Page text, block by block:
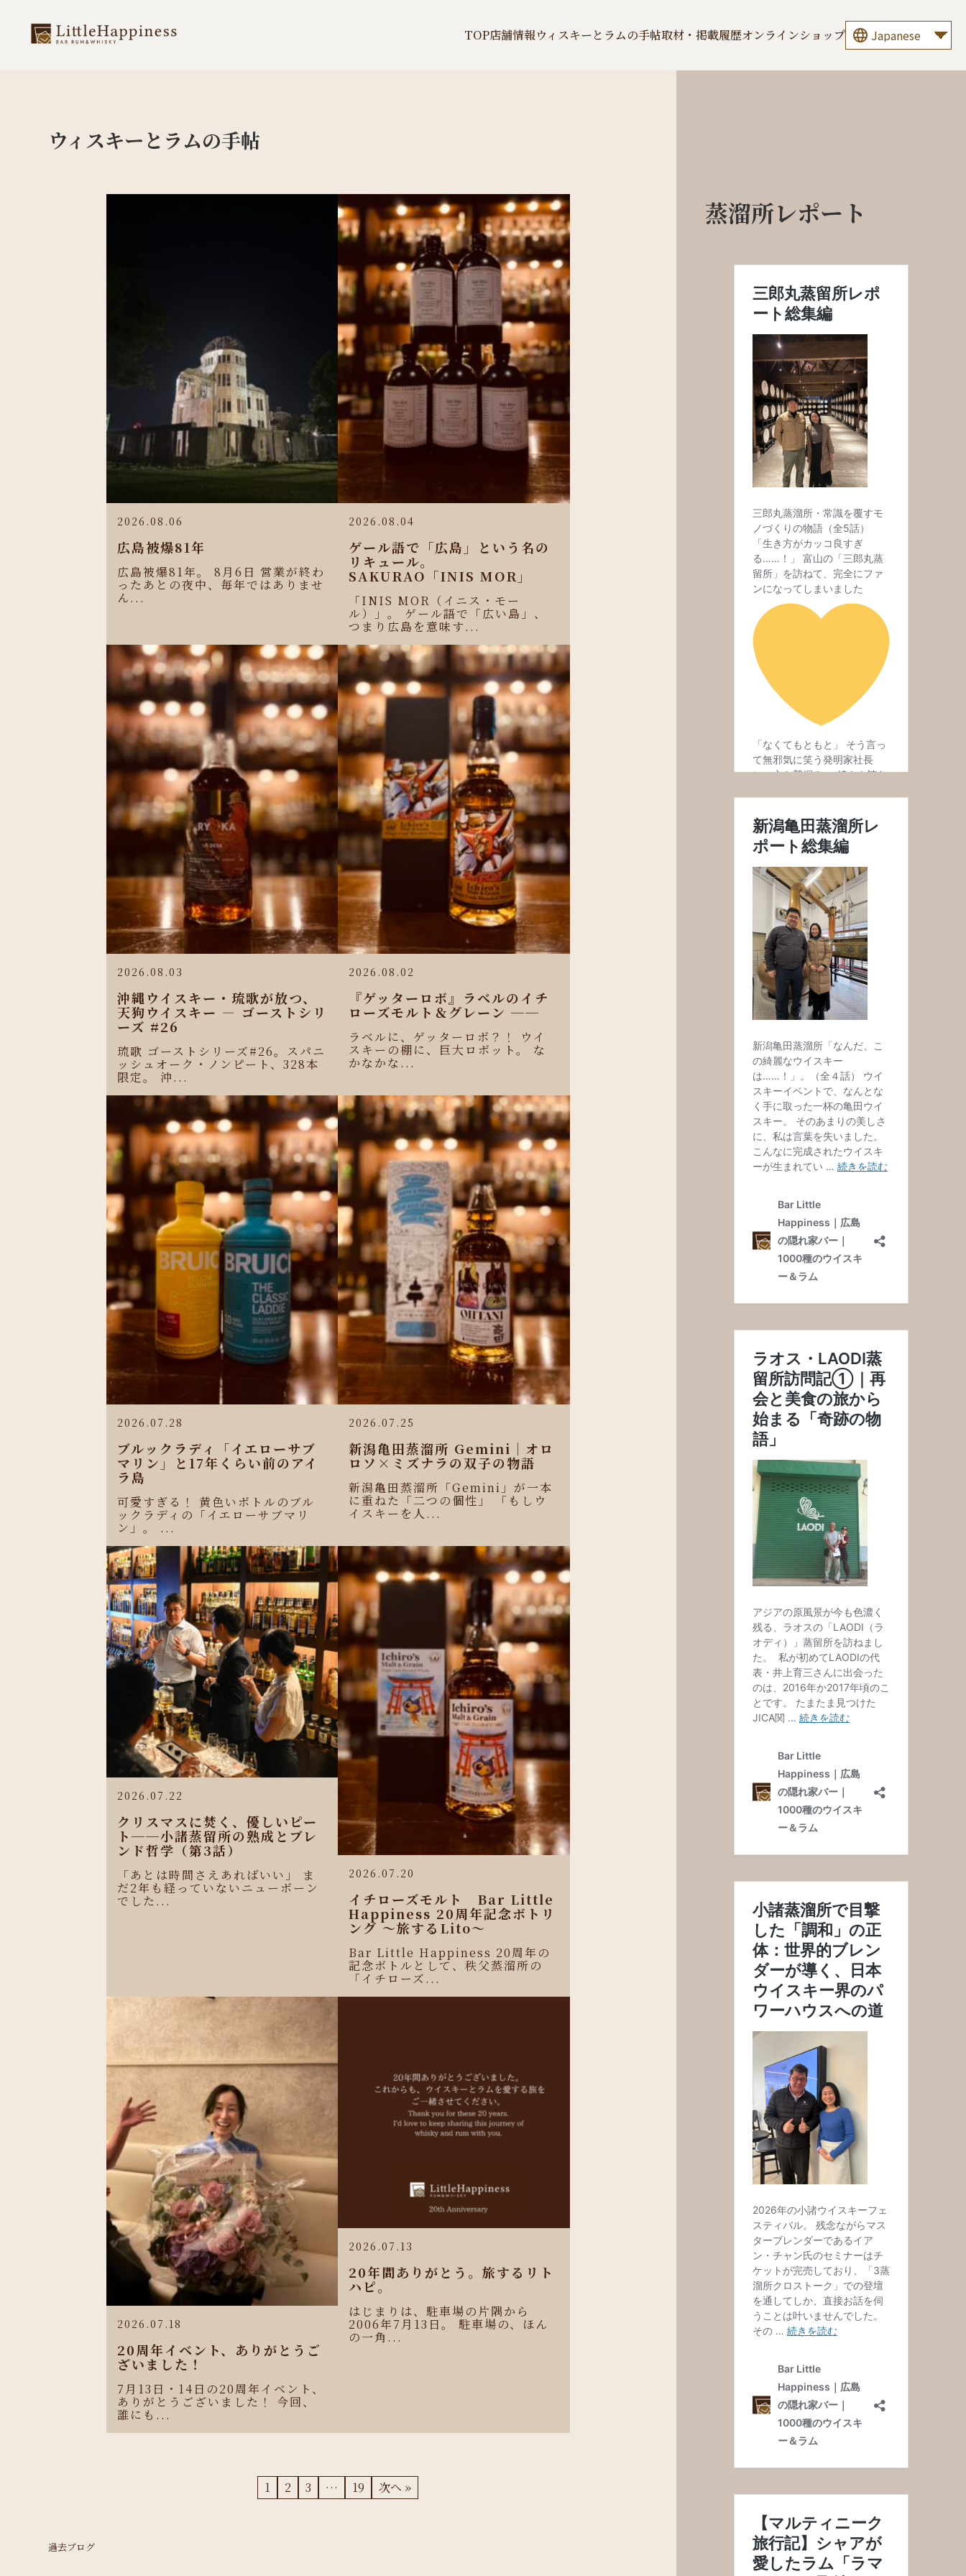
TOP店舗情報ウィスキーとラムの手帖取材・掲載履歴オンラインショップ
ウィスキーとラムの手帖
2026.08.06
広島被爆81年
広島被爆81年。 8月6日 営業が終わ
ったあとの夜中、毎年ではありませ
ん...
2026.08.04
ゲール語で「広島」という名の
リキュール。
SAKURAO「INIS MOR」
「INIS MOR（イニス・モー
ル）」。 ゲール語で「広い島」、
つまり広島を意味す...
2026.08.03
沖縄ウイスキー・琉歌が放つ、
天狗ウイスキー ― ゴーストシリ
ーズ #26
琉歌 ゴーストシリーズ#26。スパニ
ッシュオーク・ノンピート、328本
限定。 沖...
2026.08.02
『ゲッターロボ』ラベルのイチ
ローズモルト＆グレーン ──
ラベルに、ゲッターロボ？！ ウイ
スキーの棚に、巨大ロボット。 な
かなかな...
2026.07.28
ブルックラディ「イエローサブ
マリン」と17年くらい前のアイ
ラ島
可愛すぎる！ 黄色いボトルのブル
ックラディの「イエローサブマリ
ン」。 ...
2026.07.25
新潟亀田蒸溜所 Gemini｜オロ
ロソ×ミズナラの双子の物語
新潟亀田蒸溜所「Gemini」が一本
に重ねた「二つの個性」 「もしウ
イスキーを人...
2026.07.22
クリスマスに焚く、優しいピー
ト──小諸蒸留所の熟成とブレ
ンド哲学（第3話）
「あとは時間さえあればいい」 ま
だ2年も経っていないニューボーン
でした...
2026.07.20
イチローズモルト Bar Little
Happiness 20周年記念ボトリ
ング 〜旅するLito〜
Bar Little Happiness 20周年の
記念ボトルとして、秩父蒸溜所の
「イチローズ...
2026.07.18
20周年イベント、ありがとうご
ざいました！
7月13日・14日の20周年イベント、
ありがとうございました！ 今回、
誰にも...
2026.07.13
20年間ありがとう。旅するリト
ハピ。
はじまりは、駐車場の片隅から
2006年7月13日。 駐車場の、ほん
の一角...
1 2 3 … 19 次へ »
過去ブログ
蒸溜所レポート